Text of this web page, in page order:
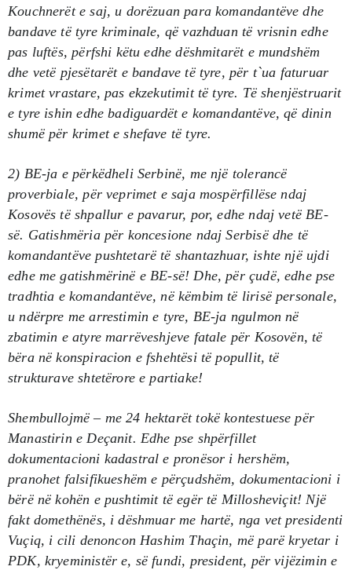
Kouchnerët e saj, u dorëzuan para komandantëve dhe
bandave të tyre kriminale, që vazhduan të vrisnin edhe
pas luftës, përfshi këtu edhe dëshmitarët e mundshëm
dhe vetë pjesëtarët e bandave të tyre, për t`ua faturuar
krimet vrastare, pas ekzekutimit të tyre. Të shenjëstruarit
e tyre ishin edhe badiguardët e komandantëve, që dinin
shumë për krimet e shefave të tyre.
2) BE-ja e përkëdheli Serbinë, me një tolerancë
proverbiale, për veprimet e saja mospërfillëse ndaj
Kosovës të shpallur e pavarur, por, edhe ndaj vetë BE-
së. Gatishmëria për koncesione ndaj Serbisë dhe të
komandantëve pushtetarë të shantazhuar, ishte një ujdi
edhe me gatishmërinë e BE-së! Dhe, për çudë, edhe pse
tradhtia e komandantëve, në këmbim të lirisë personale,
u ndërpre me arrestimin e tyre, BE-ja ngulmon në
zbatimin e atyre marrëveshjeve fatale për Kosovën, të
bëra në konspiracion e fshehtësi të popullit, të
strukturave shtetërore e partiake!
Shembullojmë – me 24 hektarët tokë kontestuese për
Manastirin e Deçanit. Edhe pse shpërfillet
dokumentacioni kadastral e pronësor i hershëm,
pranohet falsifikueshëm e përçudshëm, dokumentacioni i
bërë në kohën e pushtimit të egër të Millosheviçit! Një
fakt domethënës, i dëshmuar me hartë, nga vet presidenti
Vuçiq, i cili denoncon Hashim Thaçin, më parë kryetar i
PDK, kryeministër e, së fundi, president, për vijëzimin e